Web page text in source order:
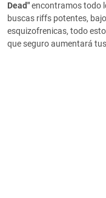
Dead"encontramos todo
buscas riffs potentes,
esquizofrenicas, todo
que seguro aumentará